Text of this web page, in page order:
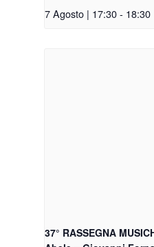
7 Agosto | 17:30- 18:30
37° RASSEGNA